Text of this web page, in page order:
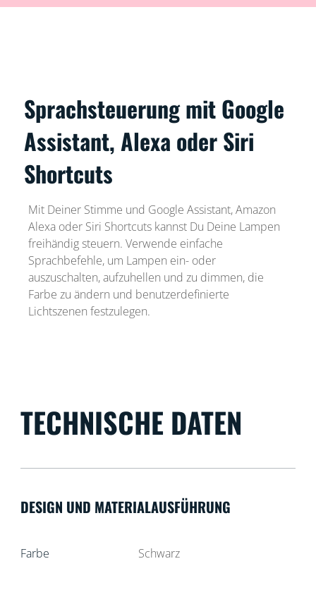
Sprachsteuerung mit Google
Assistant, Alexa oder Siri
Shortcuts
Mit Deiner Stimme und Google Assistant, Amazon
Alexa oder Siri Shortcuts kannst Du Deine Lampen
freihändig steuern. Verwende einfache
Sprachbefehle, um Lampen ein- oder
auszuschalten, aufzuhellen und zu dimmen, die
Farbe zu ändern und benutzerdefinierte
Lichtszenen festzulegen.
TECHNISCHE DATEN
DESIGN UND MATERIALAUSFÜHRUNG
Farbe Schwarz